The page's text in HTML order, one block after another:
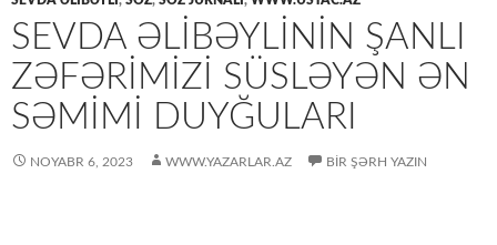
SEVDA ƏLIBƏYLININ ŞANLI
ZƏFƏRIMIZI SÜSLƏYƏN ƏN
SƏMIMI DUYĞULARI
NOYABR 6, 2023 WWW.YAZARLAR.AZ BIR ŞƏRH YAZIN